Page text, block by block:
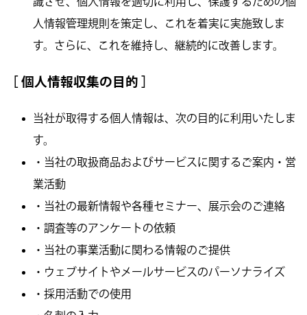
人情報管理規則を策定し、これを着実に実施致しま
す。さらに、これを維持し、継続的に改善します。
［ 個人情報収集の目的 ］
当社が取得する個人情報は、次の目的に利用いたしま
す。
・当社の取扱商品およびサービスに関するご案内・営
業活動
・当社の最新情報や各種セミナー、展示会のご連絡
・調査等のアンケートの依頼
・当社の事業活動に関わる情報のご提供
・ウェブサイトやメールサービスのパーソナライズ
・採用活動での使用